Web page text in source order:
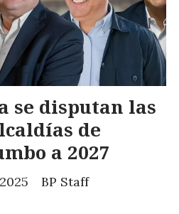
se disputan las
de
a 2027
BP Staff